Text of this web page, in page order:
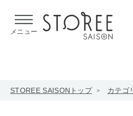
メニュー
STOREE SAISONトップ カテゴ